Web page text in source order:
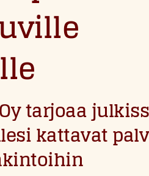
Oy tarjoaa
kattavat